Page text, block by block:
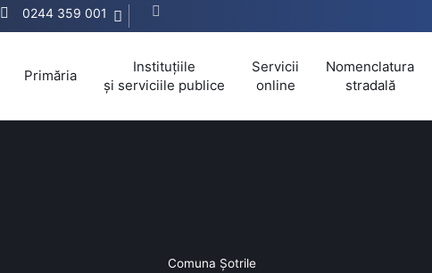
0244 359 001
Primăria
Instituțiile
și serviciile publice
Servicii
online
Nomenclatura
stradală
Comuna Șotrile